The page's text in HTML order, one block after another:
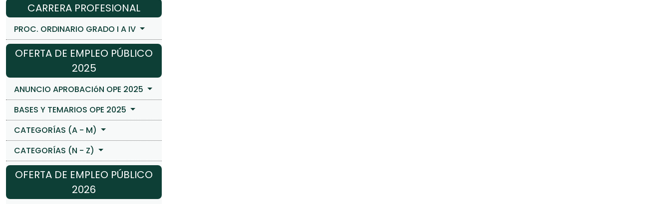
CARRERA PROFESIONAL
PROC. ORDINARIO GRADO I A IV
OFERTA DE EMPLEO PÚBLICO
2025
ANUNCIO APROBACIóN OPE 2025
BASES Y TEMARIOS OPE 2025
CATEGORÍAS (A - M)
CATEGORÍAS (N - Z)
OFERTA DE EMPLEO PÚBLICO
2026